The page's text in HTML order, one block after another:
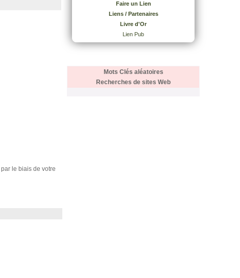
par le biais de votre
Faire un Lien
Liens / Partenaires
Livre d'Or
Lien Pub
Mots Clés aléatoires
Recherches de sites Web